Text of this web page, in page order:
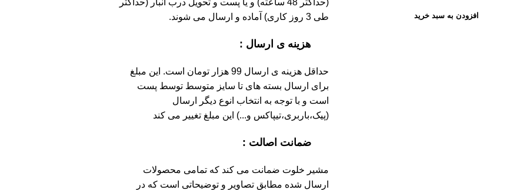
افزودن به سبد خرید
(حداکثر 48 ساعته) و یا پست و تحویل درب انبار (حداکثر
طی 3 روز کاری) آماده و ارسال می شوند.
هزینه ی ارسال :
حداقل هزینه ی ارسال 99 هزار تومان است. این مبلغ
برای ارسال بسته های تا سایز متوسط توسط پست
است و با توجه به انتخاب انوع دیگر ارسال
(پیک،باربری،تیپاکس و...) این مبلغ تغییر می کند
ضمانت اصالت :
مشیر خلوت ضمانت می کند که تمامی محصولات
ارسال شده مطابق تصاویر و توضیحاتی است که در